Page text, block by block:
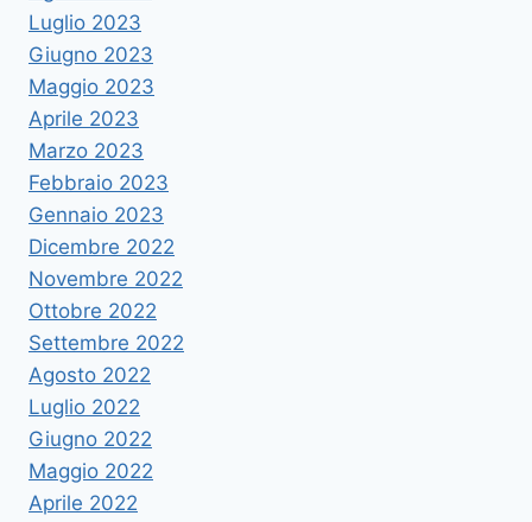
Luglio 2023
Giugno 2023
Maggio 2023
Aprile 2023
Marzo 2023
Febbraio 2023
Gennaio 2023
Dicembre 2022
Novembre 2022
Ottobre 2022
Settembre 2022
Agosto 2022
Luglio 2022
Giugno 2022
Maggio 2022
Aprile 2022